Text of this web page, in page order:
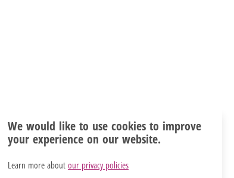
We would like to use cookies to improve
your experience on our website.
Learn more about our privacy policies